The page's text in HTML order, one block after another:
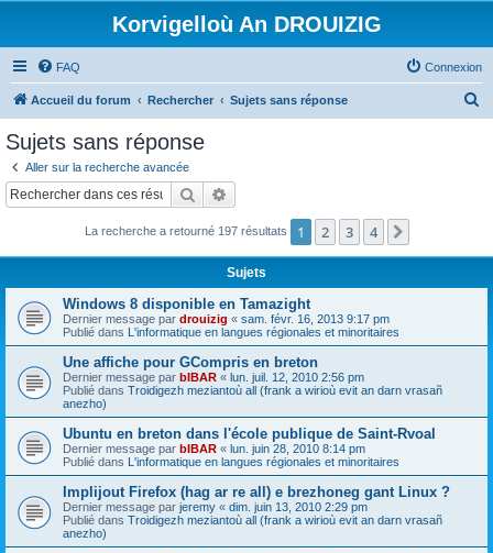
Korvigelloù An DROUIZIG
FAQ Connexion
Accueil du forum Rechercher Sujets sans réponse
c
Sujets sans réponse
Aller sur la recherche avancée
Rechercher
La recherche a retourné 197 résultats 1 2 3 4
Sujets
Windows 8 disponible en Tamazight
Dernier message par drouizig « sam. févr. 16, 2013 9:17 pm
Publié dans L'informatique en langues régionales et minoritaires
Une affiche pour GCompris en breton
Dernier message par bIBAR « lun. juil. 12, 2010 2:56 pm
Publié dans Troidigezh meziantoù all (frank a wirioù evit an darn vrasañ
anezho)
Ubuntu en breton dans l'école publique de Saint-Rvoal
Dernier message par bIBAR « lun. juin 28, 2010 8:14 pm
Publié dans L'informatique en langues régionales et minoritaires
Implijout Firefox (hag ar re all) e brezhoneg gant Linux ?
Dernier message par jeremy « dim. juin 13, 2010 2:29 pm
Publié dans Troidigezh meziantoù all (frank a wirioù evit an darn vrasañ
anezho)